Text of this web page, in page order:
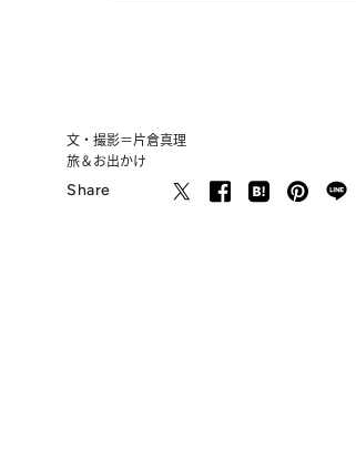
文・撮影＝片倉真理
旅＆お出かけ
Share